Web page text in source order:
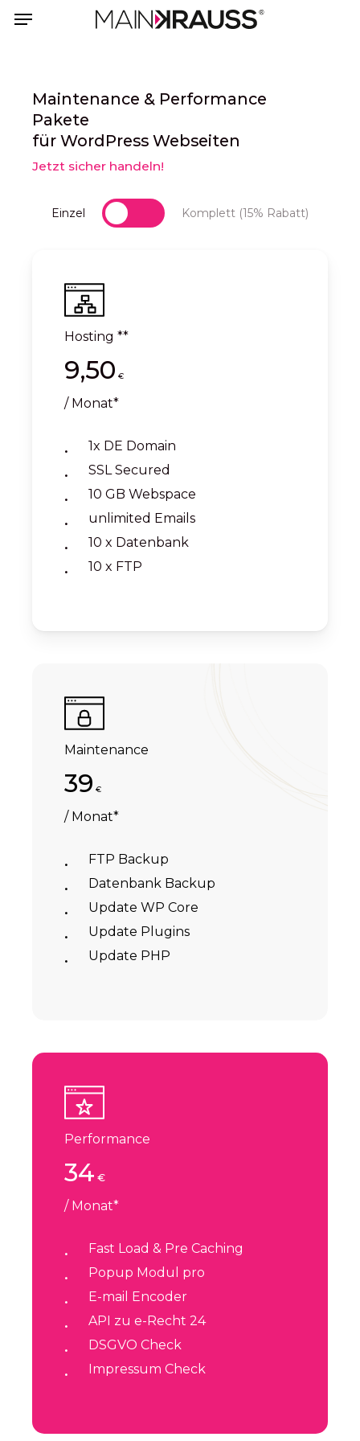
Menu
Maintenance & Performance
Pakete
für WordPress Webseiten
Jetzt sicher handeln!
Einzel Komplett (15% Rabatt)
Hosting **
9,50 €
/ Monat*
1x DE Domain
SSL Secured
10 GB Webspace
unlimited Emails
10 x Datenbank
10 x FTP
Maintenance
39 €
/ Monat*
FTP Backup
Datenbank Backup
Update WP Core
Update Plugins
Update PHP
Performance
34 €
/ Monat*
Fast Load & Pre Caching
Popup Modul pro
E-mail Encoder
API zu e-Recht 24
DSGVO Check
Impressum Check